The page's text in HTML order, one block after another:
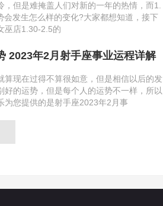
但是难掩盖人们对新的一年的热情，而1.
发生怎么样的变化?大家都想知道，接下
巫店1.30-2.5的
2023年2月射手座事业运程详解
算现在过得不算很如意，但是相信以后的发
好的运势，但是每个人的运势不一样，所以
为您提供的是射手座2023年2月事